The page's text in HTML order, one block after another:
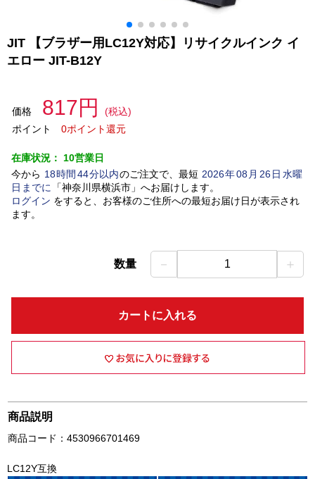
JIT 【ブラザー用LC12Y対応】リサイクルインク イ
エロー JIT-B12Y
価格 817円
(税込)
ポイント
0ポイント還元
在庫状況： 10営業日
今から 18時間 44分以内のご注文で、最短 2026年08 月 26日水曜
日 までに 「神奈川県横浜市」 へお届けします。
ログイン をすると、お客様のご住所への最短お届け日が表示され
ます。
数量 － 1 ＋
カートに入れる
商品説明
商品コード：4530966701469
LC12Y互換